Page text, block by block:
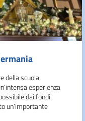
della scuola
esperienza
dai fondi
un’importante